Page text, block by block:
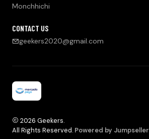
Monchhichi
CONTACT US
geekers2020@gmail.com
2026 Geekers.
All Rights Reserved. Powered by Jumpseller